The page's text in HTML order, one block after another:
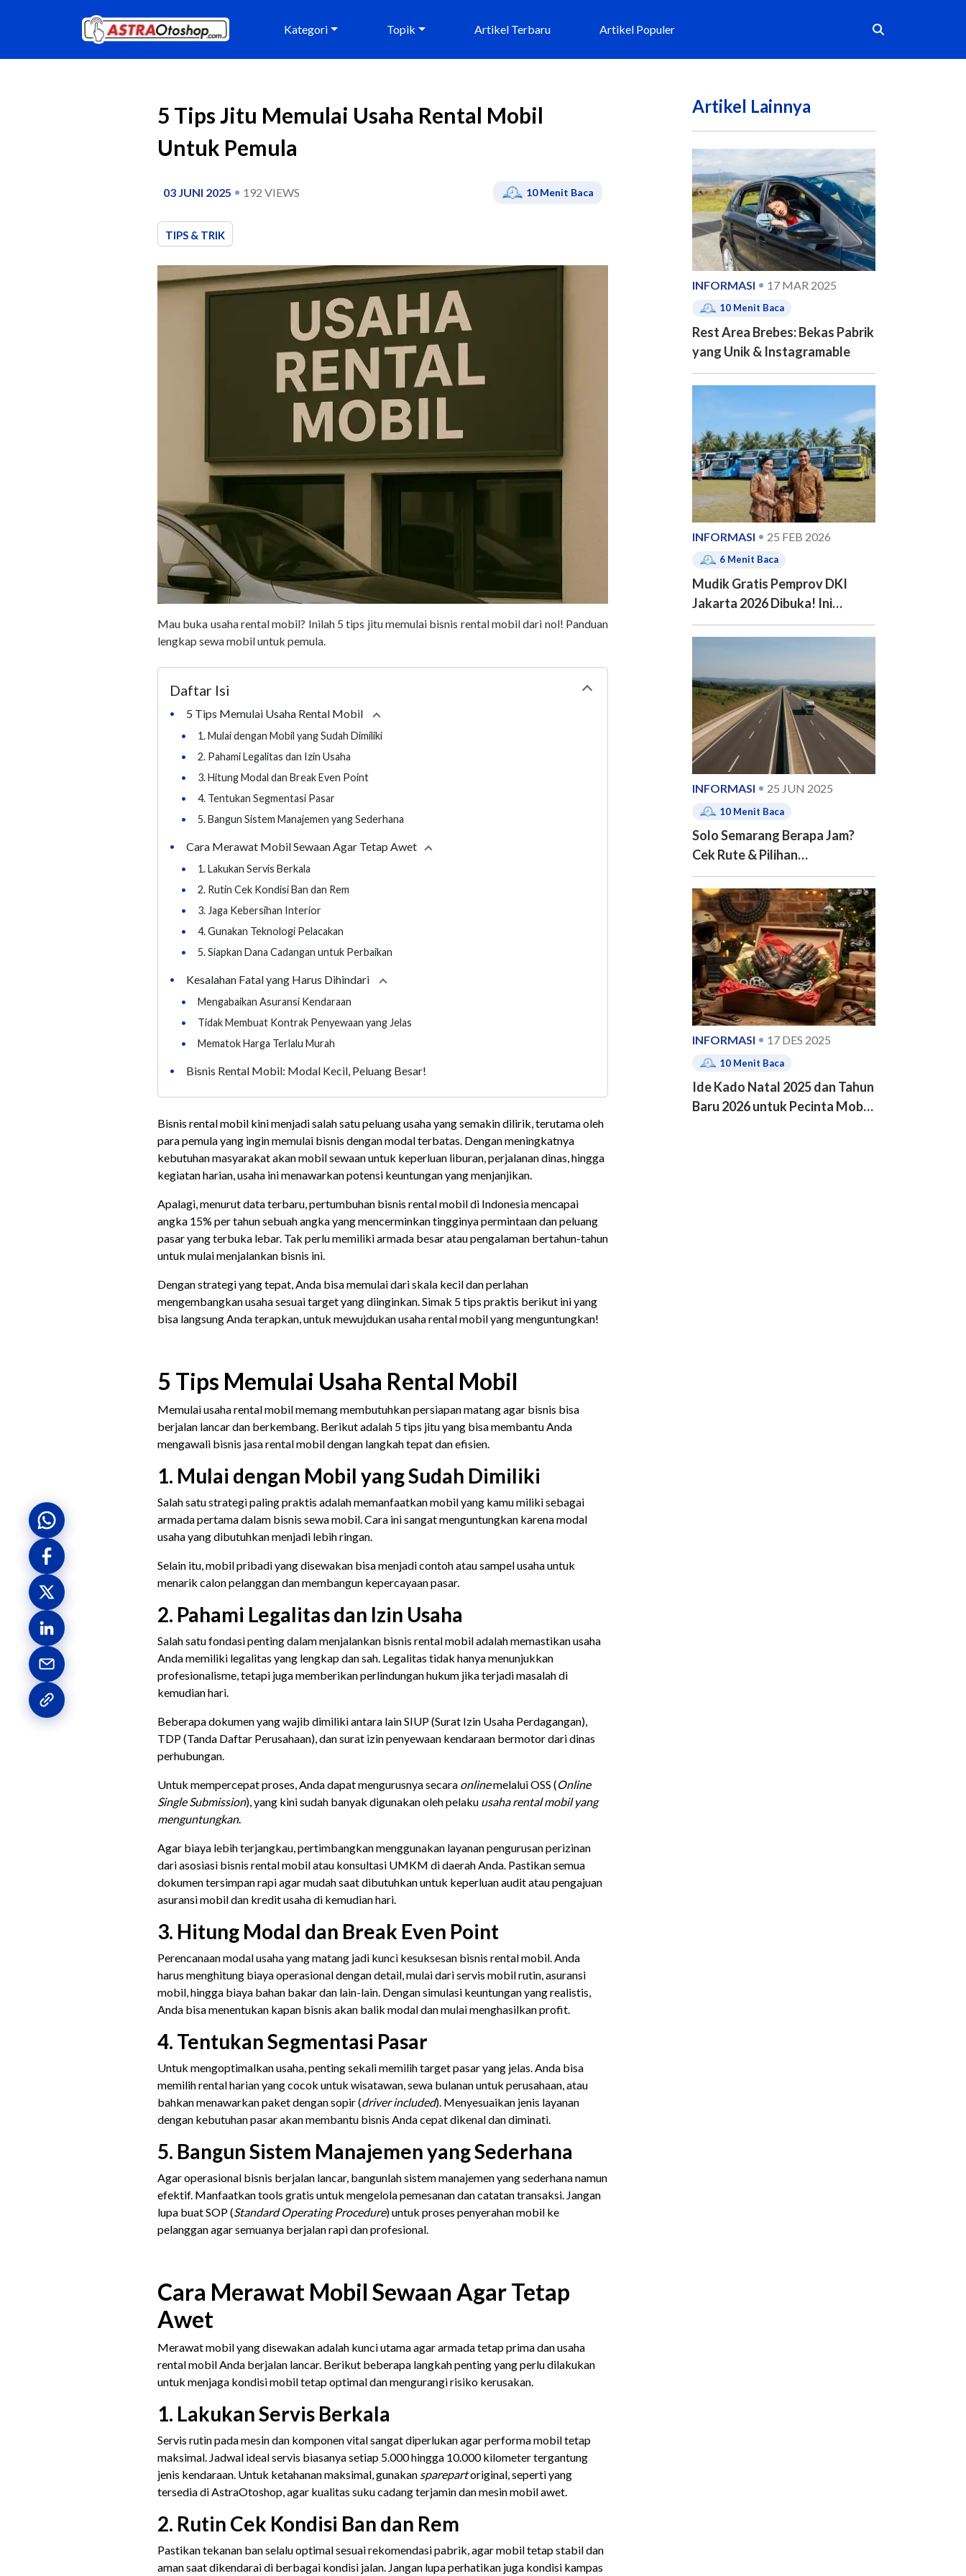
Kategori Topik Artikel Terbaru Artikel Populer
5 Tips Jitu Memulai Usaha Rental Mobil
Untuk Pemula
03 JUNI 2025 192 VIEWS 10Menit Baca
TIPS & TRIK
Mau buka usaha rental mobil? Inilah 5 tips jitu memulai bisnis rental mobil dari nol! Panduan
lengkap sewa mobil untuk pemula.
Daftar Isi
table of contents
•
5 Tips Memulai Usaha Rental Mobil Collapse
•
1. Mulai dengan Mobil yang Sudah Dimiliki
•
2. Pahami Legalitas dan Izin Usaha
•
3. Hitung Modal dan Break Even Point
•
4. Tentukan Segmentasi Pasar
•
5. Bangun Sistem Manajemen yang Sederhana
• Cara Merawat Mobil Sewaan Agar Tetap Awet Collapse
•
1. Lakukan Servis Berkala
•
2. Rutin Cek Kondisi Ban dan Rem
•
3. Jaga Kebersihan Interior
•
4. Gunakan Teknologi Pelacakan
•
5. Siapkan Dana Cadangan untuk Perbaikan
• Kesalahan Fatal yang Harus Dihindari Collapse
•
Mengabaikan Asuransi Kendaraan
•
Tidak Membuat Kontrak Penyewaan yang Jelas
•
Mematok Harga Terlalu Murah
• Bisnis Rental Mobil: Modal Kecil, Peluang Besar!
Bisnis rental mobil kini menjadi salah satu peluang usaha yang semakin dilirik, terutama oleh
para pemula yang ingin memulai bisnis dengan modal terbatas. Dengan meningkatnya
kebutuhan masyarakat akan mobil sewaan untuk keperluan liburan, perjalanan dinas, hingga
kegiatan harian, usaha ini menawarkan potensi keuntungan yang menjanjikan.
Apalagi, menurut data terbaru, pertumbuhan bisnis rental mobil di Indonesia mencapai
angka 15% per tahun sebuah angka yang mencerminkan tingginya permintaan dan peluang
pasar yang terbuka lebar. Tak perlu memiliki armada besar atau pengalaman bertahun-tahun
untuk mulai menjalankan bisnis ini.
Dengan strategi yang tepat, Anda bisa memulai dari skala kecil dan perlahan
mengembangkan usaha sesuai target yang diinginkan. Simak 5 tips praktis berikut ini yang
bisa langsung Anda terapkan, untuk mewujdukan usaha rental mobil yang menguntungkan!
5 Tips Memulai Usaha Rental Mobil
Memulai usaha rental mobil memang membutuhkan persiapan matang agar bisnis bisa
berjalan lancar dan berkembang. Berikut adalah 5 tips jitu yang bisa membantu Anda
mengawali bisnis jasa rental mobil dengan langkah tepat dan efisien.
1. Mulai dengan Mobil yang Sudah Dimiliki
Salah satu strategi paling praktis adalah memanfaatkan mobil yang kamu miliki sebagai
armada pertama dalam bisnis sewa mobil. Cara ini sangat menguntungkan karena modal
usaha yang dibutuhkan menjadi lebih ringan.
Selain itu, mobil pribadi yang disewakan bisa menjadi contoh atau sampel usaha untuk
menarik calon pelanggan dan membangun kepercayaan pasar.
2. Pahami Legalitas dan Izin Usaha
Salah satu fondasi penting dalam menjalankan bisnis rental mobil adalah memastikan usaha
Anda memiliki legalitas yang lengkap dan sah. Legalitas tidak hanya menunjukkan
profesionalisme, tetapi juga memberikan perlindungan hukum jika terjadi masalah di
kemudian hari.
Beberapa dokumen yang wajib dimiliki antara lain SIUP (Surat Izin Usaha Perdagangan),
TDP (Tanda Daftar Perusahaan), dan surat izin penyewaan kendaraan bermotor dari dinas
perhubungan.
Untuk mempercepat proses, Anda dapat mengurusnya secara onlinemelalui OSS (Online
Single Submission), yang kini sudah banyak digunakan oleh pelaku usaha rental mobil yang
menguntungkan.
Agar biaya lebih terjangkau, pertimbangkan menggunakan layanan pengurusan perizinan
dari asosiasi bisnis rental mobil atau konsultasi UMKM di daerah Anda. Pastikan semua
dokumen tersimpan rapi agar mudah saat dibutuhkan untuk keperluan audit atau pengajuan
asuransi mobil dan kredit usaha di kemudian hari.
3. Hitung Modal dan Break Even Point
Perencanaan modal usaha yang matang jadi kunci kesuksesan bisnis rental mobil. Anda
harus menghitung biaya operasional dengan detail, mulai dari servis mobil rutin, asuransi
mobil, hingga biaya bahan bakar dan lain-lain. Dengan simulasi keuntungan yang realistis,
Anda bisa menentukan kapan bisnis akan balik modal dan mulai menghasilkan profit.
4. Tentukan Segmentasi Pasar
Untuk mengoptimalkan usaha, penting sekali memilih target pasar yang jelas. Anda bisa
memilih rental harian yang cocok untuk wisatawan, sewa bulanan untuk perusahaan, atau
bahkan menawarkan paket dengan sopir (driver included). Menyesuaikan jenis layanan
dengan kebutuhan pasar akan membantu bisnis Anda cepat dikenal dan diminati.
5. Bangun Sistem Manajemen yang Sederhana
Agar operasional bisnis berjalan lancar, bangunlah sistem manajemen yang sederhana namun
efektif. Manfaatkan tools gratis untuk mengelola pemesanan dan catatan transaksi. Jangan
lupa buat SOP (Standard Operating Procedure) untuk proses penyerahan mobil ke
pelanggan agar semuanya berjalan rapi dan profesional.
Cara Merawat Mobil Sewaan Agar Tetap
Awet
Merawat mobil yang disewakan adalah kunci utama agar armada tetap prima dan usaha
rental mobil Anda berjalan lancar. Berikut beberapa langkah penting yang perlu dilakukan
untuk menjaga kondisi mobil tetap optimal dan mengurangi risiko kerusakan.
1. Lakukan Servis Berkala
Servis rutin pada mesin dan komponen vital sangat diperlukan agar performa mobil tetap
maksimal. Jadwal ideal servis biasanya setiap 5.000 hingga 10.000 kilometer tergantung
jenis kendaraan. Untuk ketahanan maksimal, gunakan sparepartoriginal, seperti yang
tersedia di AstraOtoshop, agar kualitas suku cadang terjamin dan mesin mobil awet.
2. Rutin Cek Kondisi Ban dan Rem
Pastikan tekanan ban selalu optimal sesuai rekomendasi pabrik, agar mobil tetap stabil dan
aman saat dikendarai di berbagai kondisi jalan. Jangan lupa perhatikan juga kondisi kampas
Artikel Lainnya
INFORMASI 17 MAR 2025
10 Menit Baca
Rest Area Brebes: Bekas Pabrik
yang Unik & Instagramable
INFORMASI 25 FEB 2026
6 Menit Baca
Mudik Gratis Pemprov DKI
Jakarta 2026 Dibuka! Ini
Jadwal, 20 Kota Tujuan dan
Cara Pendaftarannya
INFORMASI 25 JUN 2025
10 Menit Baca
Solo Semarang Berapa Jam?
Cek Rute & Pilihan
Transportasinya
INFORMASI 17 DES 2025
10 Menit Baca
Ide Kado Natal 2025 dan Tahun
Baru 2026 untuk Pecinta Mobil